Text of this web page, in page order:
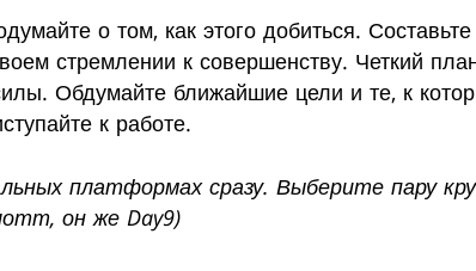
о том, как этого добиться. Составьте
стремлении к совершенству. Четкий
Обдумайте ближайшие цели и те, к
к работе.
платформах сразу. Выберите пару
он же Day9)